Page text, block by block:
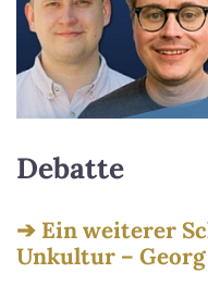
Debatte
Ein weiterer
Unkultur – Georg